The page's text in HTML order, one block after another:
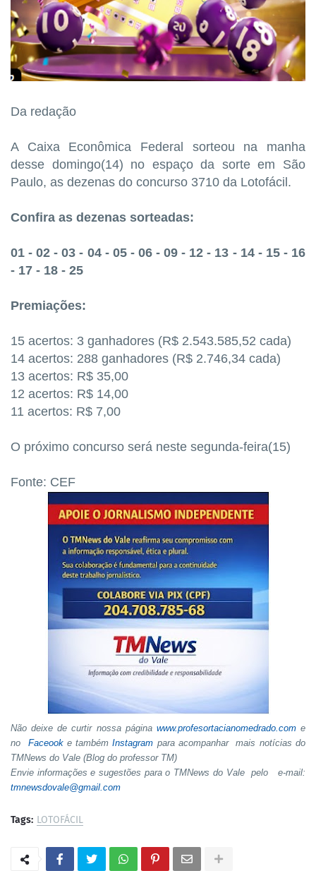
Da redação
A Caixa Econômica Federal sorteou na manha
desse domingo(14) no espaço da sorte em São
Paulo, as dezenas do concurso 3710 da Lotofácil.
Confira as dezenas sorteadas:
01 - 02 - 03 - 04 - 05 - 06 - 09 - 12 - 13 - 14 - 15 - 16
- 17 - 18 - 25
Premiações:
15 acertos: 3 ganhadores (R$ 2.543.585,52 cada)
14 acertos: 288 ganhadores (R$ 2.746,34 cada)
13 acertos: R$ 35,00
12 acertos: R$ 14,00
11 acertos: R$ 7,00
O próximo concurso será neste segunda-feira(15)
Fonte: CEF
Não deixe de curtir nossa página www.profesortacianomedrado.come
no Faceooke tambémInstagram para acompanhar mais notícias do
TMNews do Vale (Blog do professor TM)
Envie informações e sugestões para o TMNews do Vale pelo e-mail:
tmnewsdovale@gmail.com
Tags: LOTOFÁCIL